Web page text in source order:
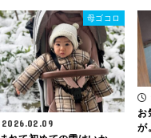
母ゴコロ
2026.02.09
お
が